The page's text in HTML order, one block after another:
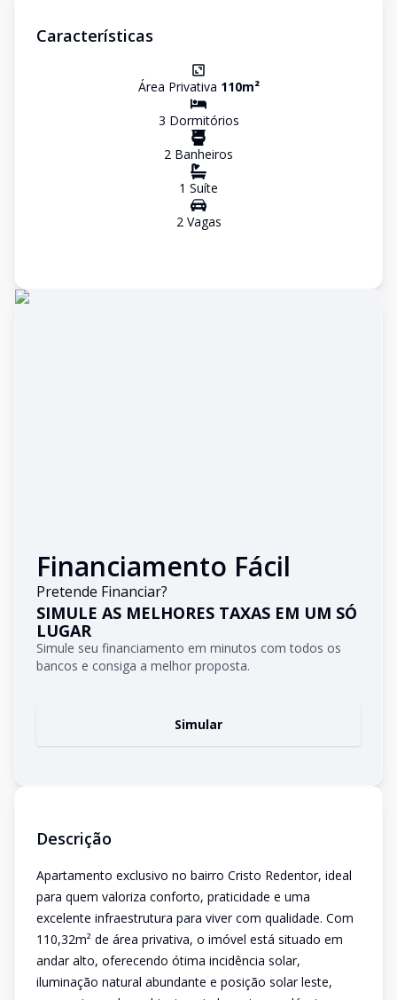
Características
Área Privativa 110m²
3 Dormitórios
2 Banheiros
1 Suíte
2Vagas
Financiamento Fácil
Pretende Financiar?
SIMULE AS MELHORES TAXAS EM UM SÓ
LUGAR
Simule seu financiamento em minutos com todos os
bancos e consiga a melhor proposta.
Simular
Descrição
Apartamento exclusivo no bairro Cristo Redentor, ideal
para quem valoriza conforto, praticidade e uma
excelente infraestrutura para viver com qualidade. Com
110,32m² de área privativa, o imóvel está situado em
andar alto, oferecendo ótima incidência solar,
iluminação natural abundante e posição solar leste,